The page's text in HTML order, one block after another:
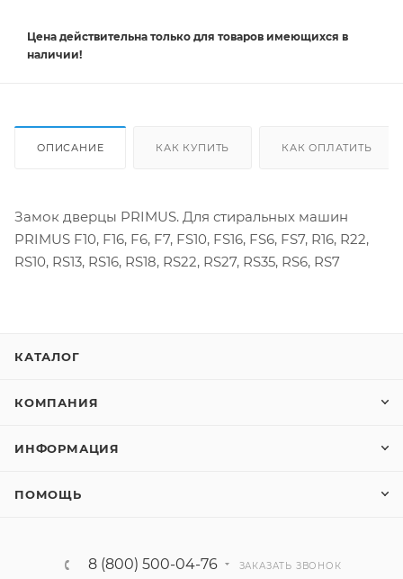
Цена действительна только для товаров имеющихся в
наличии!
ОПИСАНИЕ КАК КУПИТЬ КАК ОПЛАТИТЬ
Замок дверцы PRIMUS. Для стиральных машин
PRIMUS F10, F16, F6, F7, FS10, FS16, FS6, FS7, R16, R22,
RS10, RS13, RS16, RS18, RS22, RS27, RS35, RS6, RS7
КАТАЛОГ
КОМПАНИЯ
ИНФОРМАЦИЯ
ПОМОЩЬ
8 (800) 500-04-76 ЗАКАЗАТЬ ЗВОНОК